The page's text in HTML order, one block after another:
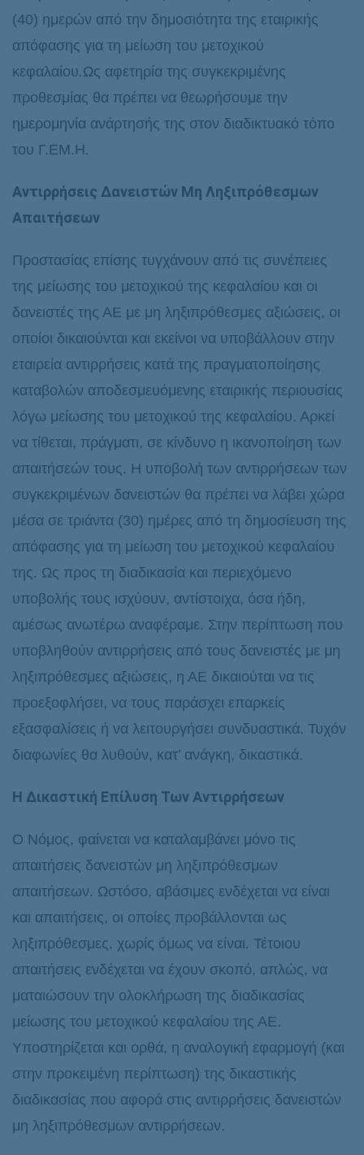
(40) ημερών από την δημοσιότητα της εταιρικής
απόφασης για τη μείωση του μετοχικού
κεφαλαίου.Ως αφετηρία της συγκεκριμένης
προθεσμίας θα πρέπει να θεωρήσουμε την
ημερομηνία ανάρτησής της στον διαδικτυακό τόπο
του Γ.ΕΜ.Η.
Αντιρρήσεις Δανειστών Μη Ληξιπρόθεσμων
Απαιτήσεων
Προστασίας επίσης τυγχάνουν από τις συνέπειες
της μείωσης του μετοχικού της κεφαλαίου και οι
δανειστές της ΑΕ με μη ληξιπρόθεσμες αξιώσεις, οι
οποίοι δικαιούνται και εκείνοι να υποβάλλουν στην
εταιρεία αντιρρήσεις κατά της πραγματοποίησης
καταβολών αποδεσμευόμενης εταιρικής περιουσίας
λόγω μείωσης του μετοχικού της κεφαλαίου. Αρκεί
να τίθεται, πράγματι, σε κίνδυνο η ικανοποίηση των
απαιτήσεών τους. Η υποβολή των αντιρρήσεων των
συγκεκριμένων δανειστών θα πρέπει να λάβει χώρα
μέσα σε τριάντα (30) ημέρες από τη δημοσίευση της
απόφασης για τη μείωση του μετοχικού κεφαλαίου
της. Ως προς τη διαδικασία και περιεχόμενο
υποβολής τους ισχύουν, αντίστοιχα, όσα ήδη,
αμέσως ανωτέρω αναφέραμε. Στην περίπτωση που
υποβληθούν αντιρρήσεις από τους δανειστές με μη
ληξιπρόθεσμες αξιώσεις, η ΑΕ δικαιούται να τις
προεξοφλήσει, να τους παράσχει επαρκείς
εξασφαλίσεις ή να λειτουργήσει συνδυαστικά. Τυχόν
διαφωνίες θα λυθούν, κατ’ ανάγκη, δικαστικά.
Η Δικαστική Επίλυση Των Αντιρρήσεων
Ο Νόμος, φαίνεται να καταλαμβάνει μόνο τις
απαιτήσεις δανειστών μη ληξιπρόθεσμων
απαιτήσεων. Ωστόσο, αβάσιμες ενδέχεται να είναι
και απαιτήσεις, οι οποίες προβάλλονται ως
ληξιπρόθεσμες, χωρίς όμως να είναι. Τέτοιου
απαιτήσεις ενδέχεται να έχουν σκοπό, απλώς, να
ματαιώσουν την ολοκλήρωση της διαδικασίας
μείωσης του μετοχικού κεφαλαίου της ΑΕ.
Υποστηρίζεται και ορθά, η αναλογική εφαρμογή (και
στην προκειμένη περίπτωση) της δικαστικής
διαδικασίας που αφορά στις αντιρρήσεις δανειστών
μη ληξιπρόθεσμων αντιρρήσεων.